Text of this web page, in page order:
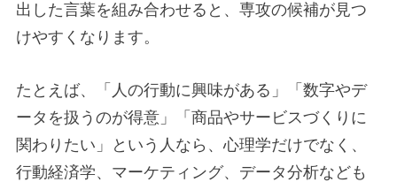
出した言葉を組み合わせると、専攻の候補が見つ
けやすくなります。
たとえば、「人の行動に興味がある」「数字やデ
ータを扱うのが得意」「商品やサービスづくりに
関わりたい」という人なら、心理学だけでなく、
行動経済学、マーケティング、データ分析なども